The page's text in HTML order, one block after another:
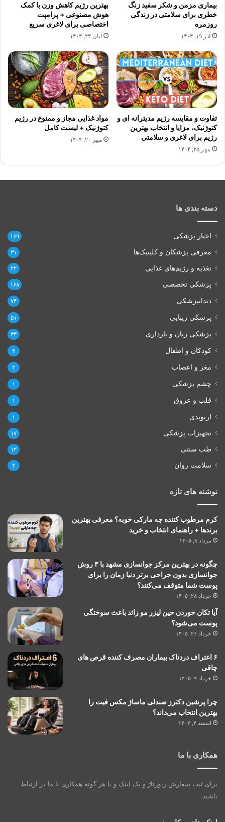
بیماری مزمن و شکر سفید زنگ
خطری برای سلامتی در زندگی
روزمره
آذر ۱۹, ۱۴۰۴
بهترین رژیم کاهش وزن با کمک
هوش مصنوعی + پرامپت
اختصاصی برای لاغری سریع
آبان ۲۴, ۱۴۰۴
تفاوت و مقایسه رژیم مدیترانه ای و
کتوژنیک، مزایا و انتخاب بهترین
رژیم برای لاغری و سلامتی
مهر ۲۵, ۱۴۰۴
مواد غذایی مجاز و ممنوع در رژیم
کتوژنیک + لیست کامل
مهر ۲۰, ۱۴۰۴
دسته بندی ها
اخبار پزشکی ۱۶۹
معرفی پزشکان و کلینیک‌ها ۳۱
تغذیه و رژیم‌های غذایی ۲۲
پزشکی تخصصی ۱۶۸
دندانپزشکی ۷۴
پزشکی زیبایی ۵۱
پزشکی زنان و بارداری ۳۳
کودکان و اطفال ۴
مغز و اعصاب ۳
چشم پزشکی ۱
قلب و عروق ۱
ارتوپدی ۱
تجهیزات پزشکی ۱۷
طب سنتی ۱۲
سلامت روان ۴
نوشته های تازه
کرم مرطوب کننده چه مارکی خوبه؟ معرفی بهترین
برندها + راهنمای انتخاب و خرید
مرداد ۸, ۱۴۰۵
چگونه در بهترین مرکز جوانسازی مشهد با ۳ روش
جوانسازی بدون جراحی برتر دنیا زمان را برای
پوست شما متوقف می‌کنند؟
خرداد ۲۸, ۱۴۰۵
آیا تکان خوردن حین لیزر مو زائد باعث سوختگی
پوست می‌شود؟
خرداد ۲۶, ۱۴۰۵
۶ اعتراف دردناک بیماران مصرف کننده قرص های
چاقی
خرداد ۹, ۱۴۰۵
چرا پرشین دکترز صندلی ماساژ مکس فیت را
بهترین انتخاب می‌داند؟
اسفند ۴, ۱۴۰۴
همکاری با ما
برای ثبت سفارش رپورتاژ و بک لینک و یا هر گونه همکاری با ما در ارتباط
باشید.